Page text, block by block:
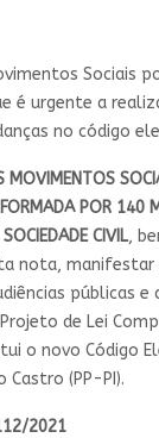
Sociais
é urgente a
no código
MOVIMENTOS
POR 140
CIVIL,
nota, manifestar
públicas
de Lei
o novo Código
Castro (PP-PI).
2021